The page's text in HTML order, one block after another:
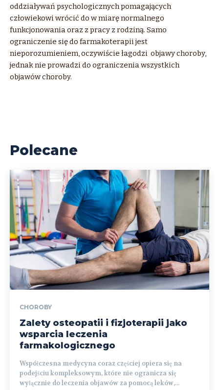
oddziaływań psychologicznych pomagających
człowiekowi wrócić do w miarę normalnego
funkcjonowania oraz z pracy z rodziną. Samo
ograniczenie się do farmakoterapii jest
nieporozumieniem, oczywiście łagodzi objawy choroby,
jednak nie prowadzi do ograniczenia wszystkich
objawów choroby.
Polecane
CHOROBY
Zalety osteopatii i fizjoterapii jako
wsparcia leczenia
farmakologicznego
Współczesna medycyna coraz częściej opiera się na
podejściu kompleksowym, które nie ogranicza się
wyłącznie do leczenia objawów za pomocą leków,...